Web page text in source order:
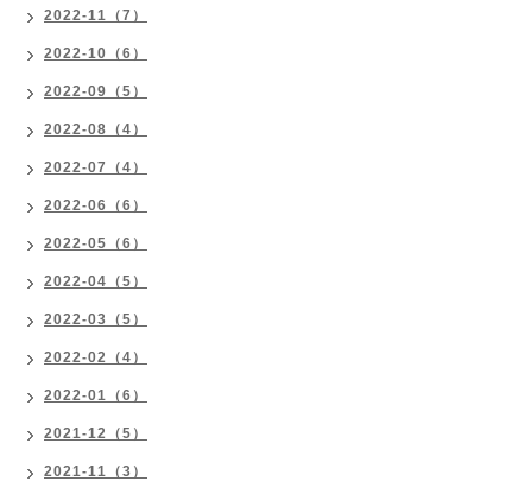
2022-11（7）
2022-10（6）
2022-09（5）
2022-08（4）
2022-07（4）
2022-06（6）
2022-05（6）
2022-04（5）
2022-03（5）
2022-02（4）
2022-01（6）
2021-12（5）
2021-11（3）